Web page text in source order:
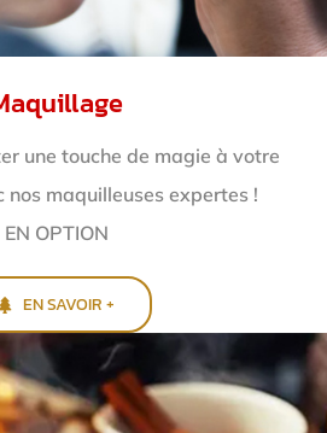
une touche de magie à votre
nos maquilleuses expertes !
EN OPTION
EN SAVOIR +